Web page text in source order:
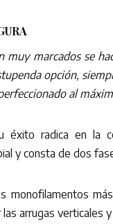
muy marcados se
opción,
al
éxito radica en la
y consta de dos
monofilamentos
arrugas verticales